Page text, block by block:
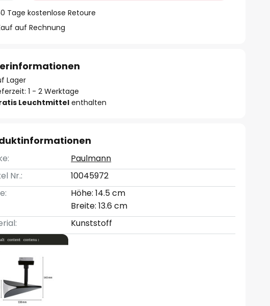
Tage kostenlose Retoure
auf Rechnung
Lager
1 - 2 Werktage
Leuchtmittelenthalten
Paulmann
Nr.:
10045972
Höhe: 14.5 cm
Breite: 13.6 cm
Kunststoff